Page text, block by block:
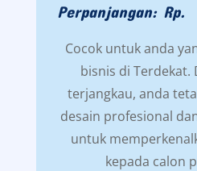
Perpanjangan:
Cocok untuk anda
bisnis di Terdekat.
terjangkau, anda
desain profesional
untuk
kepada calon